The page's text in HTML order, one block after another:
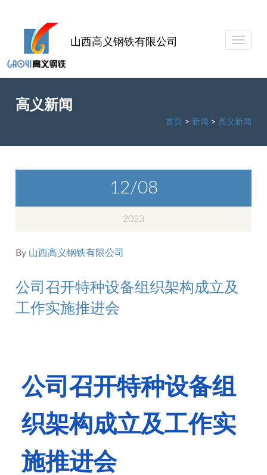
山西高义钢铁有限公司
高义新闻
首页 > 新闻 > 高义新闻
12/08
2023
By 山西高义钢铁有限公司
公司召开特种设备组织架构成立及
工作实施推进会
公司召开特种设备组
织架构成立及工作实
施推进会